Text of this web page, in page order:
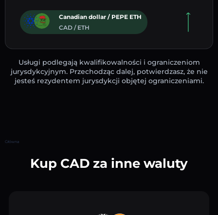
Canadian dollar / PEPE ETH
CAD / ETH
Usługi podlegają kwalifikowalności i ograniczeniom
jurysdykcyjnym. Przechodząc dalej, potwierdzasz, że nie
jesteś rezydentem jurysdykcji objętej ograniczeniami.
Główna
Kup CAD za inne waluty